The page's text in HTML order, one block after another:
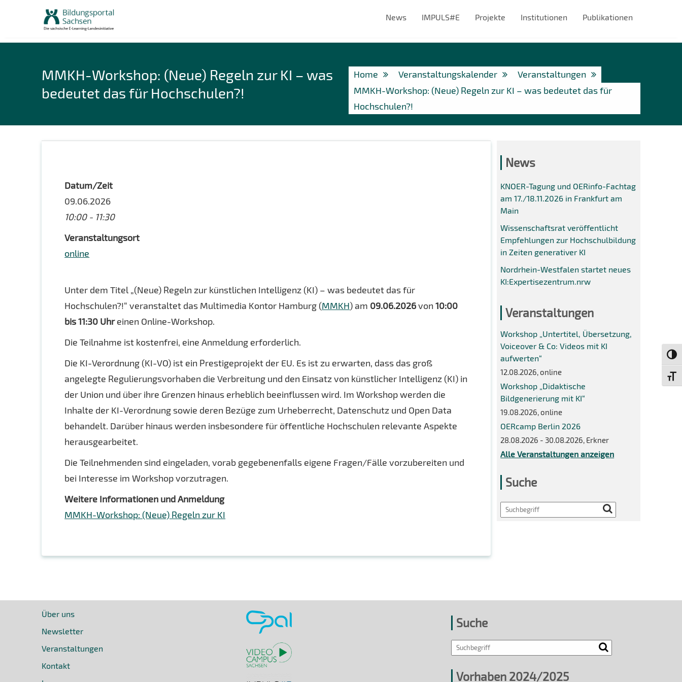
News IMPULS#E Projekte Institutionen Publikationen
MMKH-Workshop: (Neue) Regeln zur KI – was
bedeutet das für Hochschulen?!
Home Veranstaltungskalender
Veranstaltungen
MMKH-Workshop: (Neue) Regeln zur KI – was bedeutet das für
Hochschulen?!
Datum/Zeit
09.06.2026
10:00 - 11:30
Veranstaltungsort
online
Unter dem Titel „(Neue) Regeln zur künstlichen Intelligenz (KI) – was bedeutet das für
Hochschulen?!“ veranstaltet das Multimedia Kontor Hamburg (MMKH) am 09.06.2026von10:00
bis 11:30 Uhreinen Online-Workshop.
Die Teilnahme ist kostenfrei, eine Anmeldung erforderlich.
Die KI-Verordnung (KI-VO) ist ein Prestigeprojekt der EU. Es ist zu erwarten, dass das groß
angelegte Regulierungsvorhaben die Verbreitung und den Einsatz von künstlicher Intelligenz (KI) in
der Union und über ihre Grenzen hinaus erheblich beeinflussen wird. Im Workshop werden die
Inhalte der KI-Verordnung sowie deren Bezüge zum Urheberrecht, Datenschutz und Open Data
behandelt. Darüber hinaus werden insbesondere für öffentliche Hochschulen relevante Aspekte
herausgearbeitet.
Die Teilnehmenden sind eingeladen, vorab gegebenenfalls eigene Fragen/Fälle vorzubereiten und
bei Interesse im Workshop vorzutragen.
Weitere Informationen und Anmeldung
MMKH-Workshop: (Neue) Regeln zur KI
News
KNOER-Tagung und OERinfo-Fachtag
am 17./18.11.2026 in Frankfurt am
Main
Wissenschaftsrat veröffentlicht
Empfehlungen zur Hochschulbildung
in Zeiten generativer KI
Nordrhein-Westfalen startet neues
KI:Expertisezentrum.nrw
Veranstaltungen
Workshop „Untertitel, Übersetzung,
Voiceover & Co: Videos mit KI
aufwerten“
12.08.2026, online
Workshop „Didaktische
Bildgenerierung mit KI“
19.08.2026, online
OERcamp Berlin 2026
28.08.2026 - 30.08.2026, Erkner
Alle Veranstaltungen anzeigen
Suche
Search
Über uns
Newsletter
Veranstaltungen
Kontakt
Suche
Vorhaben 2024/2025